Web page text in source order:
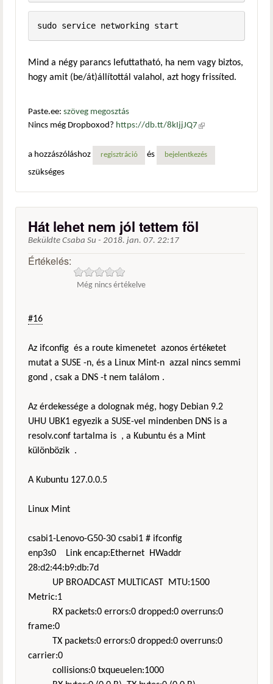
sudo service networking start
Mind a négy parancs lefuttatható, ha nem vagy biztos,
hogy amit (be/át)állítottál valahol, azt hogy frissíted.
Paste.ee: szöveg megosztás
Nincs még Dropboxod? https://db.tt/8kIjjJQ7 (külső
a hozzászóláshoz
regisztráció és bejelentkezés
szükséges
Hát lehet nem jól tettem föl
Beküldte Csaba Su - 2018. jan. 07. 22:17
Értékelés:
Még nincs értékelve
#16
Az ifconfig és a route kimenetet azonos értéketet
mutat a SUSE -n, és a Linux Mint-n azzal nincs semmi
gond , csak a DNS -t nem találom .
Az érdekessége a dolognak még, hogy Debian 9.2
UHU UBK1 egyezik a SUSE-vel mindenben DNS is a
resolv.conf tartalma is , a Kubuntu és a Mint
különbözik .
A Kubuntu 127.0.0.5
Linux Mint
csabi1-Lenovo-G50-30 csabi1 # ifconfig
enp3s0 Link encap:Ethernet HWaddr
28:d2:44:b9:db:7d
UP BROADCAST MULTICAST MTU:1500
Metric:1
RX packets:0 errors:0 dropped:0 overruns:0
frame:0
TX packets:0 errors:0 dropped:0 overruns:0
carrier:0
collisions:0 txqueuelen:1000